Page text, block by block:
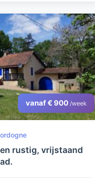
vanaf € 900 /week
rustig, vrijstaand